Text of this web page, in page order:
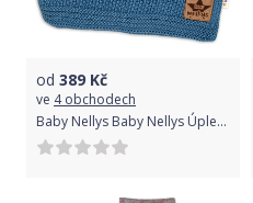
od 389 Kč
ve 4 obchodech
Baby Nellys Baby Nellys Úpletová dečka, 80x90cm - navy